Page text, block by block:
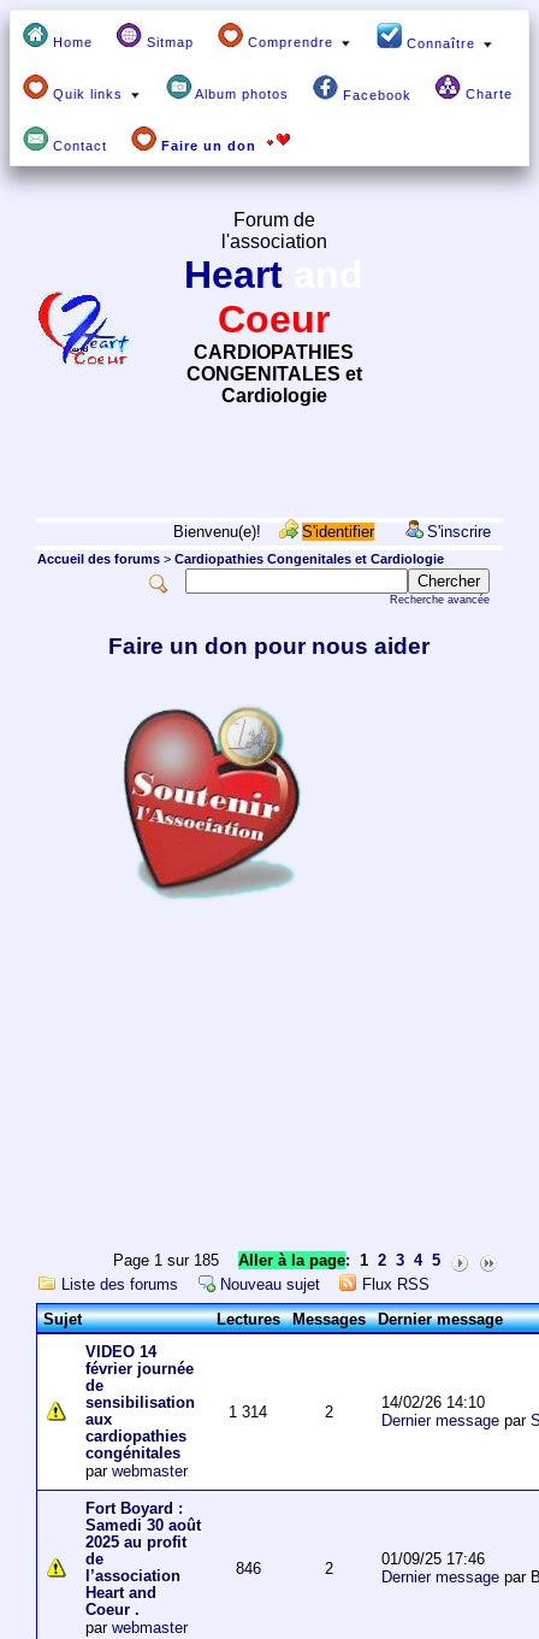
Home Sitmap Comprendre Connaître
Quik links Album photos Facebook Charte
Contact Faire un don
Forum de
l'association
Heart
Coeur
CARDIOPATHIES
CONGENITALES et
Cardiologie
Bienvenu(e)! S'identifier S'inscrire
Accueil des forums> Cardiopathies Congenitales et Cardiologie
Recherche avancée
Faire un don pour nous aider
Page 1 sur 185Aller à la page: 1 2 3 4 5
Liste des forums
Nouveau sujet
Flux RSS
Sujet
Lectures Messages Dernier message
VIDEO 14
février journée
de
sensibilisation
aux
cardiopathies
congénitales
par webmaster
1 314 2
14/02/26 14:10
Dernier messagepar
Fort Boyard :
Samedi 30 août
2025 au profit
de
l’association
Heart and
Coeur .
par webmaster
846 2
01/09/25 17:46
Dernier messagepar